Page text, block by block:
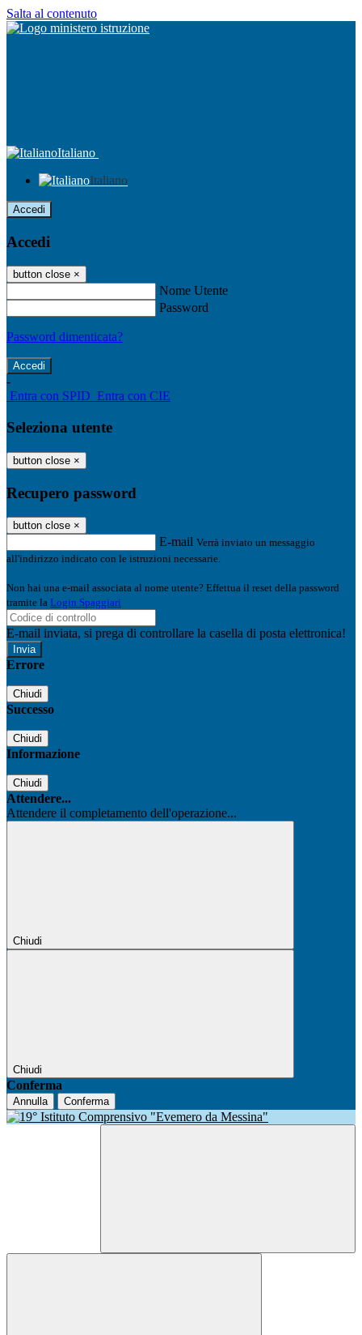
Salta al contenuto
Italiano
Italiano
Accedi
Accedi
button close ×
Nome Utente
Password
Password dimenticata?
-
Entra con SPID Entra con CIE
Seleziona utente
button close ×
Recupero password
button close ×
E-mail Verrà inviato un messaggio
all'indirizzo indicato con le istruzioni necessarie.
Non hai una e-mail associata al nome utente? Effettua il reset della password
tramite la Login Spaggiari
E-mail inviata, si prega di controllare la casella di posta elettronica!
Errore
Chiudi
Successo
Chiudi
Informazione
Chiudi
Attendere...
Attendere il completamento dell'operazione...
Chiudi
Chiudi
Conferma
Annulla Conferma